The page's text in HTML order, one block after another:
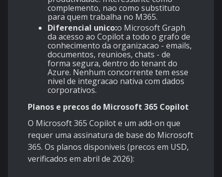
complemento, nao como substituto
para quem trabalha no M365.
Diferencial unico:o Microsoft Graph
da acesso ao Copilot a todo o grafo de
conhecimento da organizacao - emails,
documentos, reunioes, chats - de
forma segura, dentro do tenant do
Azure. Nenhum concorrente tem esse
nivel de integracao nativa com dados
corporativos.
Planos e precos do Microsoft 365 Copilot
O Microsoft 365 Copilot e um add-on que
requer uma assinatura de base do Microsoft
365. Os planos disponiveis (precos em USD,
verificados em abril de 2026):